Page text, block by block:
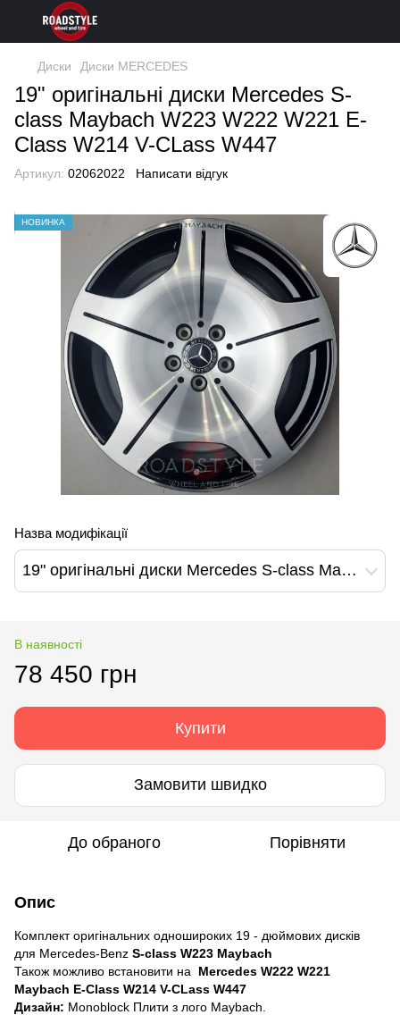
Диски Диски MERCEDES
19" оригінальні диски Mercedes S-
class Maybach W223 W222 W221 E-
Class W214 V-CLass W447
Артикул: 02062022 Написати відгук
НОВИНКА
Назва модифікації
19" оригінальні диски Mercedes S-class Maybach W223 W222 W221 E-Class W214 V-CLass W447
В наявності
78 450 грн
Купити
Замовити швидко
До обраного Порівняти
Опис
Комплект оригінальних одношироких 19 - дюймових дисків
для Mercedes-Benz S-class W223 Maybach
Також можливо встановити на Mercedes W222 W221
Maybach E-Class W214 V-CLass W447
Дизайн: Monoblock Плити з лого Maybach.